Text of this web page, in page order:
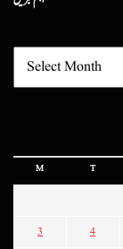
M T
3 4